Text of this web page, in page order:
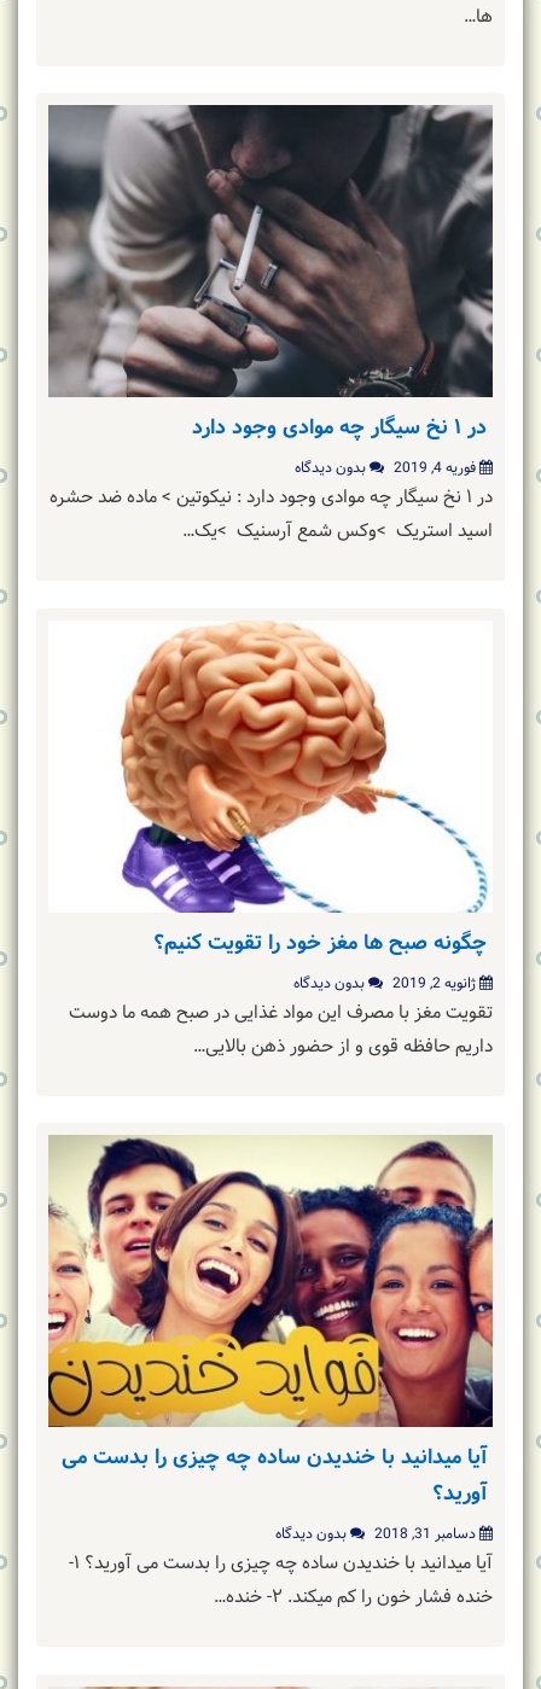
ها…
در ۱ نخ سیگار چه موادی وجود دارد
فوریه 4, 2019 بدون دیدگاه
در ۱ نخ سیگار چه موادی وجود دارد : نیکوتین > ماده ضد حشره
اسید استریک >وکس شمع آرسنیک >یک…
چگونه صبح ها مغز خود را تقویت کنیم؟
ژانویه 2, 2019 بدون دیدگاه
تقویت مغز با مصرف این مواد غذایی در صبح همه ما دوست
داریم حافظه قوی و از حضور ذهن بالایی…
آیا میدانید با خندیدن ساده چه چیزی را بدست می
آورید؟
دسامبر 31, 2018 بدون دیدگاه
آیا میدانید با خندیدن ساده چه چیزی را بدست می آورید؟ ۱-
خنده فشار خون را کم میکند. ۲- خنده…